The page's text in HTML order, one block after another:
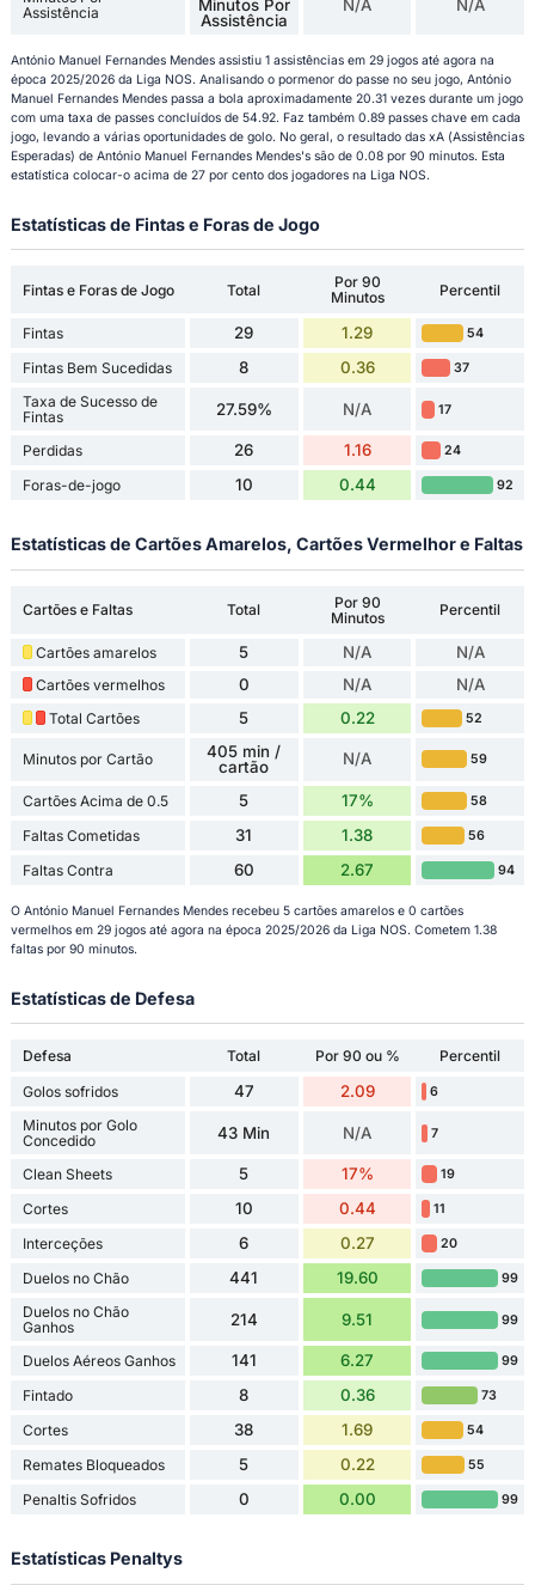
Assistência
Minutos Por
Assistência
N/A N/A
António Manuel Fernandes Mendes assistiu 1 assistências em 29 jogos até agora na
época 2025/2026 da Liga NOS. Analisando o pormenor do passe no seu jogo, António
Manuel Fernandes Mendes passa a bola aproximadamente 20.31 vezes durante um jogo
com uma taxa de passes concluídos de 54.92. Faz também 0.89 passes chave em cada
jogo, levando a várias oportunidades de golo. No geral, o resultado das xA (Assistências
Esperadas) de António Manuel Fernandes Mendes's são de 0.08 por 90 minutos. Esta
estatística colocar-o acima de 27 por cento dos jogadores na Liga NOS.
Estatísticas de Fintas e Foras de Jogo
Fintas e Foras de Jogo Total
Por 90
Minutos
Percentil
Fintas 29 1.29 54
Fintas Bem Sucedidas 8 0.36 37
Taxa de Sucesso de
Fintas
27.59% N/A 17
Perdidas 26 1.16 24
Foras-de-jogo 10 0.44 92
Estatísticas de Cartões Amarelos, Cartões Vermelhor e Faltas
Cartões e Faltas Total
Por 90
Minutos
Percentil
Cartões amarelos 5 N/A N/A
Cartões vermelhos 0 N/A N/A
Total Cartões 5 0.22 52
Minutos por Cartão
405 min /
cartão
N/A 59
Cartões Acima de 0.5 5 17% 58
Faltas Cometidas 31 1.38 56
Faltas Contra 60 2.67 94
O António Manuel Fernandes Mendes recebeu 5 cartões amarelos e 0 cartões
vermelhos em 29 jogos até agora na época 2025/2026 da Liga NOS. Cometem 1.38
faltas por 90 minutos.
Estatísticas de Defesa
Defesa Total Por 90 ou %
Percentil
Golos sofridos
47 2.09 6
Minutos por Golo
Concedido
43 Min N/A 7
Clean Sheets 5 17% 19
Cortes 10 0.44 11
Interceções 6 0.27 20
Duelos no Chão 441 19.60 99
Duelos no Chão
Ganhos
214 9.51 99
Duelos Aéreos Ganhos 141 6.27 99
Fintado 8 0.36 73
Cortes 38 1.69 54
Remates Bloqueados 5 0.22 55
Penaltis Sofridos 0 0.00 99
Estatísticas Penaltys